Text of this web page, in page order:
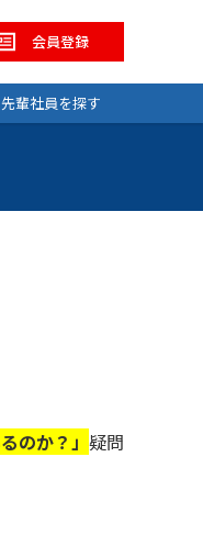
会員登録
先輩社員を探す
のか？」 疑問